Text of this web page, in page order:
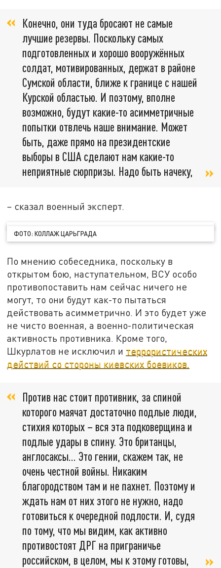
Конечно, они туда бросают не самые
лучшие резервы. Поскольку самых
подготовленных и хорошо вооружённых
солдат, мотивированных, держат в районе
Сумской области, ближе к границе с нашей
Курской областью. И поэтому, вполне
возможно, будут какие-то асимметричные
попытки отвлечь наше внимание. Может
быть, даже прямо на президентские
выборы в США сделают нам какие-то
неприятные сюрпризы. Надо быть начеку,
– сказал военный эксперт.
ФОТО: КОЛЛАЖ ЦАРЬГРАДА
По мнению собеседника, поскольку в
открытом бою, наступательном, ВСУ особо
противопоставить нам сейчас ничего не
могут, то они будут как-то пытаться
действовать асимметрично. И это будет уже
не чисто военная, а военно-политическая
активность противника. Кроме того,
Шкурлатов не исключил и террористических
действий со стороны киевских боевиков.
Против нас стоит противник, за спиной
которого маячат достаточно подлые люди,
стихия которых – вся эта подковерщина и
подлые удары в спину. Это британцы,
англосаксы... Это гении, скажем так, не
очень честной войны. Никаким
благородством там и не пахнет. Поэтому и
ждать нам от них этого не нужно, надо
готовиться к очередной подлости. И, судя
по тому, что мы видим, как активно
противостоят ДРГ на приграничье
российском, в целом, мы к этому готовы,